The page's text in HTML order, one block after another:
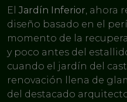
El Jardín Inferior, ahora
diseño basado en el
momento de la
y poco antes del
cuando el jardín del
renovación llena de
del destacado